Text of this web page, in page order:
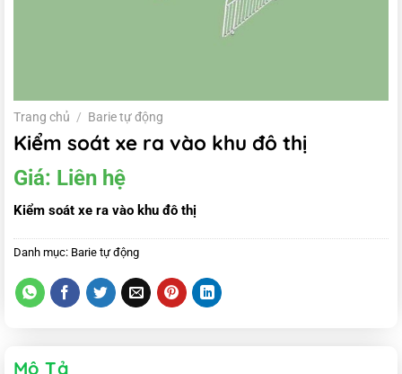
Trang chủ / Barie tự động
Kiểm soát xe ra vào khu đô thị
Giá: Liên hệ
Kiểm soát xe ra vào khu đô thị
Danh mục: Barie tự động
Mô Tả